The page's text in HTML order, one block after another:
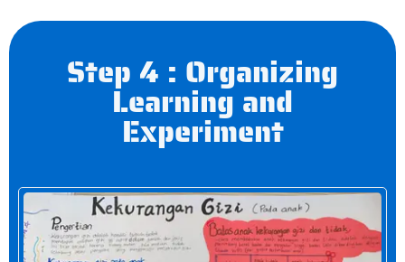
Step 4 : Organizing
Learning and
Experiment